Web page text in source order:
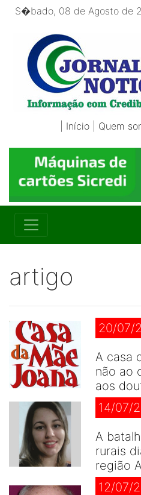
S�bado, 08 de Agosto de
Início Quem
artigo
20/07/
A casa
não ao
aos
14/07/
A
rurais
região
12/07/